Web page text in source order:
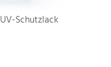
Schutzlack